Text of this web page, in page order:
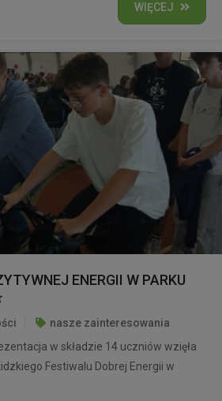
WIĘCEJ
ENERGII W PARKU
nasze zainteresowania
w składzie 14 uczniów wzięła
Festiwalu Dobrej Energii w